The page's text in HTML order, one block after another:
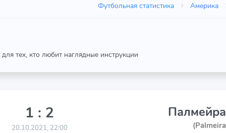
Футбольная статистика Америка
тех, кто любит наглядные инструкции
1 : 2
20.10.2021, 22:00